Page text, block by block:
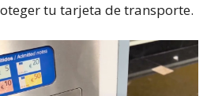
tu tarjeta de transporte.